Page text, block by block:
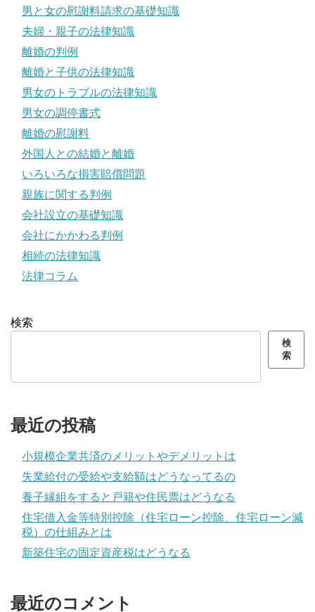
男と女の慰謝料請求の基礎知識
夫婦・親子の法律知識
離婚の判例
離婚と子供の法律知識
男女のトラブルの法律知識
男女の調停書式
離婚の慰謝料
外国人との結婚と離婚
いろいろな損害賠償問題
親族に関する判例
会社設立の基礎知識
会社にかかわる判例
相続の法律知識
法律コラム
検索
検
索
最近の投稿
小規模企業共済のメリットやデメリットは
失業給付の受給や支給額はどうなってるの
養子縁組をすると戸籍や住民票はどうなる
住宅借入金等特別控除（住宅ローン控除、住宅ローン減
税）の仕組みとは
新築住宅の固定資産税はどうなる
最近のコメント